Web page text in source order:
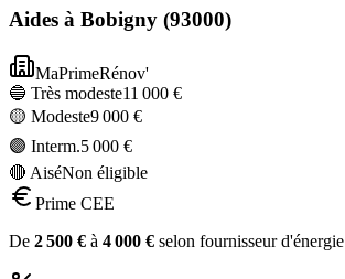
Aides à Bobigny (93000)
MaPrimeRénov'
🔵 Très modeste11 000 €
🟡 Modeste9 000 €
🟣 Interm.5 000 €
🔴 AiséNon éligible
Prime CEE
De 2 500 € à 4 000 € selon fournisseur d'énergie